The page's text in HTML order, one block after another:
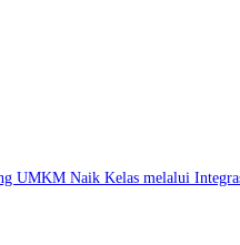
UMKM Naik Kelas melalui